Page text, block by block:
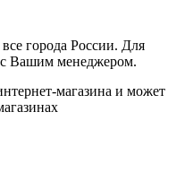
города России. Для
с Вашим менеджером.
магазина и может